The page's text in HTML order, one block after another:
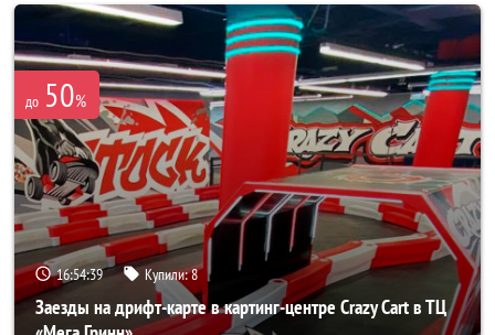
до 50%
16:54:39 Купили:8
Заезды на дрифт-карте в картинг-центре Crazy Cart в ТЦ